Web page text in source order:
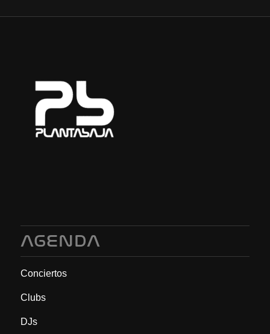
AGENDA
Conciertos
Clubs
DJs